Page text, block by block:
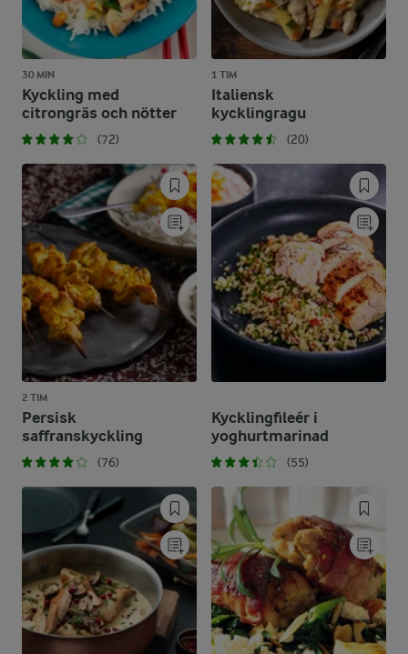
30 MIN
Kyckling med
citrongräs och nötter
(72)
1 TIM
Italiensk
kycklingragu
(20)
2 TIM
Persisk
saffranskyckling
(76)
Kycklingfileér i
yoghurtmarinad
(55)